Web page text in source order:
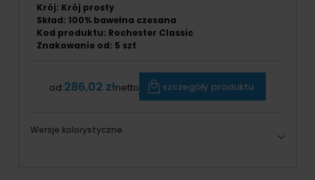
Krój: Krój prosty
Skład: 100% bawełna czesana
Kod produktu: Rochester Classic
Znakowanie od: 5 szt
od:286,02 złnetto szczegóły produktu
Wersje kolorystyczne